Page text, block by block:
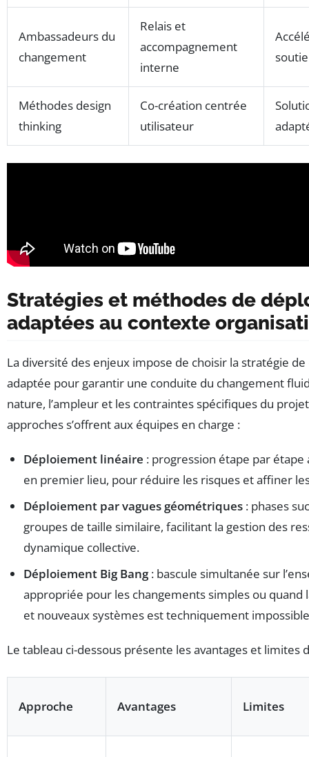
Ambassadeurs du
changement
Relais et
accompagnement
interne
Méthodes design
thinking
Co-création centrée
utilisateur
Stratégies et méthodes de
adaptées au contexte
La diversité des enjeux impose de choisir la stratégie
adaptée pour garantir une conduite du changement
nature, l’ampleur et les contraintes spécifiques du
approches s’offrent aux équipes en charge :
Déploiement linéaire : progression étape par
en premier lieu, pour réduire les risques et affiner
Déploiement par vagues géométriques : phases
groupes de taille similaire, facilitant la gestion des
dynamique collective.
Déploiement Big Bang: bascule simultanée sur
appropriée pour les changements simples ou quand
et nouveaux systèmes est techniquement
Le tableau ci-dessous présente les avantages et limites
Approche Avantages Limites